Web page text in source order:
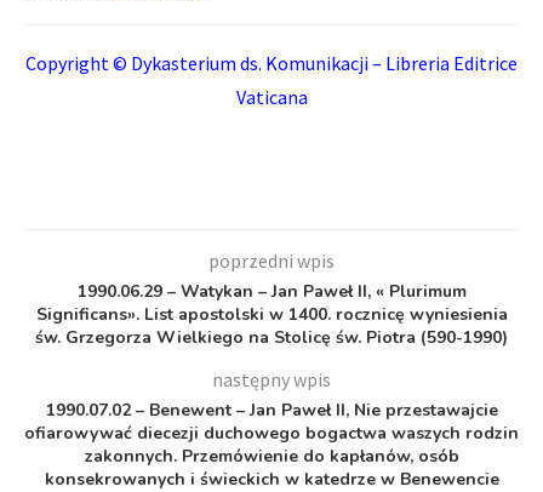
Copyright © Dykasterium ds. Komunikacji – Libreria Editrice
Vaticana
poprzedni wpis
1990.06.29 – Watykan – Jan Paweł II, « Plurimum
Significans». List apostolski w 1400. rocznicę wyniesienia
św. Grzegorza Wielkiego na Stolicę św. Piotra (590-1990)
następny wpis
1990.07.02 – Benewent – Jan Paweł II, Nie przestawajcie
ofiarowywać diecezji duchowego bogactwa waszych rodzin
zakonnych. Przemówienie do kapłanów, osób
konsekrowanych i świeckich w katedrze w Benewencie